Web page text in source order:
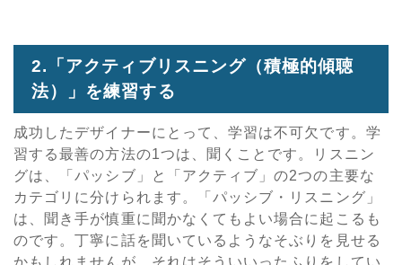
2.「アクティブリスニング（積極的傾聴
法）」を練習する
成功したデザイナーにとって、学習は不可欠です。学
習する最善の方法の1つは、聞くことです。リスニン
グは、「パッシブ」と「アクティブ」の2つの主要な
カテゴリに分けられます。「パッシブ・リスニング」
は、聞き手が慎重に聞かなくてもよい場合に起こるも
のです。丁寧に話を聞いているようなそぶりを見せる